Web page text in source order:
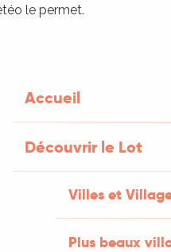
Accueil
Découvrir le Lot
Villes et
Plus beaux
le permet.
à Cahors